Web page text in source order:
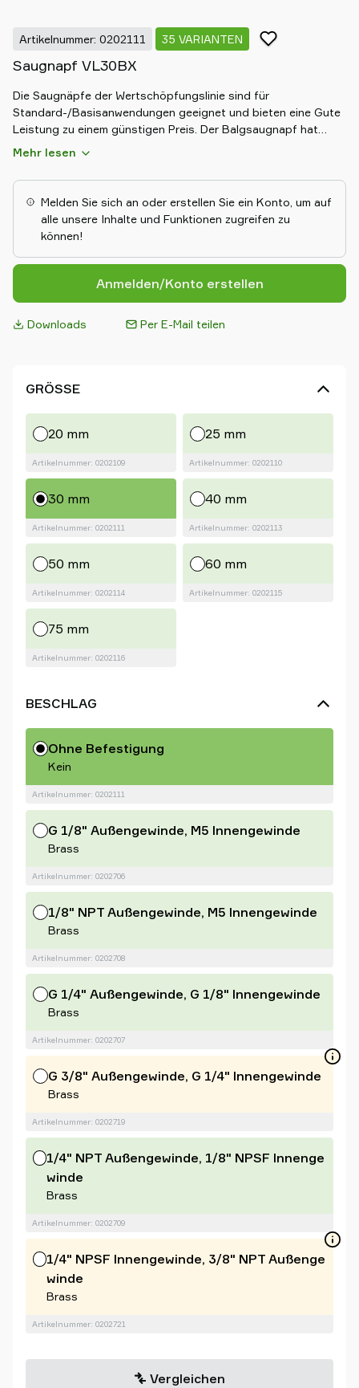
Artikelnummer: 0202111 35 VARIANTEN
Saugnapf VL30BX
Die Saugnäpfe der Wertschöpfungslinie sind für
Standard-/Basisanwendungen geeignet und bieten eine Gute
Leistung zu einem günstigen Preis. Der Balgsaugnapf hat
lange, dünne Lippen für eine gute Dichtung auf leicht
verfügbar und ab Lager lieferbar.
Mehr lesen
Melden Sie sich an oder erstellen Sie ein Konto, um auf
alle unsere Inhalte und Funktionen zugreifen zu
können!
Anmelden/Konto erstellen
Downloads Per E-Mail teilen
GRÖSSE
20 mm
Artikelnummer: 0202109
25 mm
Artikelnummer: 0202110
30 mm
Artikelnummer: 0202111
40 mm
Artikelnummer: 0202113
50 mm
Artikelnummer: 0202114
60 mm
Artikelnummer: 0202115
75 mm
Artikelnummer: 0202116
BESCHLAG
Ohne Befestigung
Kein
Artikelnummer: 0202111
G 1/8" Außengewinde, M5 Innengewinde
Brass
Artikelnummer: 0202706
1/8" NPT Außengewinde, M5 Innengewinde
Brass
Artikelnummer: 0202708
G 1/4" Außengewinde, G 1/8" Innengewinde
Brass
Artikelnummer: 0202707
G 3/8" Außengewinde, G 1/4" Innengewinde
Brass
Artikelnummer: 0202719
1/4" NPT Außengewinde, 1/8" NPSF Innenge
winde
Brass
Artikelnummer: 0202709
1/4" NPSF Innengewinde, 3/8" NPT Außenge
winde
Brass
Artikelnummer: 0202721
Vergleichen